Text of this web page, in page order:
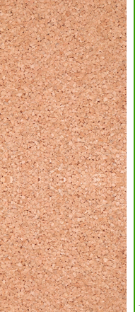
2024年07月(16)
2024年06月(9)
2024年05月(10)
2024年04月(5)
2024年03月(7)
2024年02月(2)
2024年01月(6)
2023年12月(4)
2023年11月(11)
2023年10月(8)
2023年09月(3)
2023年08月(3)
2023年07月(5)